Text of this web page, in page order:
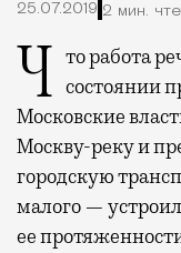
25.07.2019 2 мин.
Что работа речного флота может рассказать о состоянии
Московские
Москву-реку и
городскую
малого —
ее